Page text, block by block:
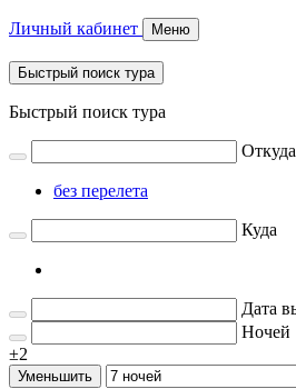
Личный кабинет Меню
Быстрый поиск тура
Быстрый поиск тура
Откуда
без перелета
Куда
Дата
Ночей
±2
Уменьшить